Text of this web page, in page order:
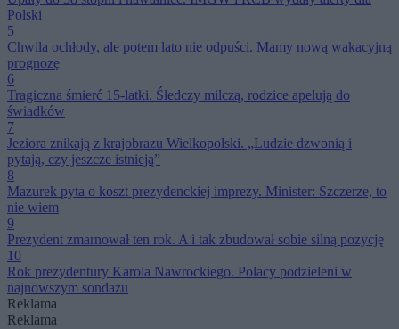
Polski
5
Chwila ochłody, ale potem lato nie odpuści. Mamy nową wakacyjną
prognozę
6
Tragiczna śmierć 15-latki. Śledczy milczą, rodzice apelują do
świadków
7
Jeziora znikają z krajobrazu Wielkopolski. „Ludzie dzwonią i
pytają, czy jeszcze istnieją”
8
Mazurek pyta o koszt prezydenckiej imprezy. Minister: Szczerze, to
nie wiem
9
Prezydent zmarnował ten rok. A i tak zbudował sobie silną pozycję
10
Rok prezydentury Karola Nawrockiego. Polacy podzieleni w
najnowszym sondażu
Reklama
Reklama